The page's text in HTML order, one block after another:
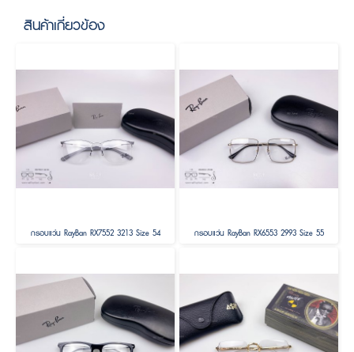
สินค้าเกี่ยวข้อง
กรอบแว่น RayBan RX7552 3213 Size 54 กรอบแว่น RayBan RX6553 2993 Size 55